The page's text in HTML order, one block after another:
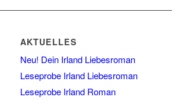
AKTUELLES
Neu! Dein Irland Liebesroman
Leseprobe Irland Liebesroman
Leseprobe Irland Roman